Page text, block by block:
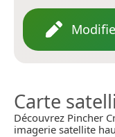
Carte
Découvrez Pincher
imagerie satellite